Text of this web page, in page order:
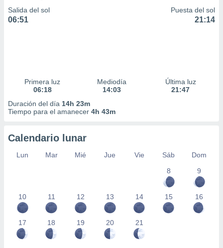
Salida del sol
06:51
Puesta del sol
21:14
Primera luz
06:18
Mediodía
14:03
Última luz
21:47
Duración del día 14h 23m
Tiempo para el amanecer 4h 43m
Calendario lunar
Lun Mar Mié Jue Vie Sáb
Dom
8
9
10 11 12 13 14 15 16
17 18 19 20 21